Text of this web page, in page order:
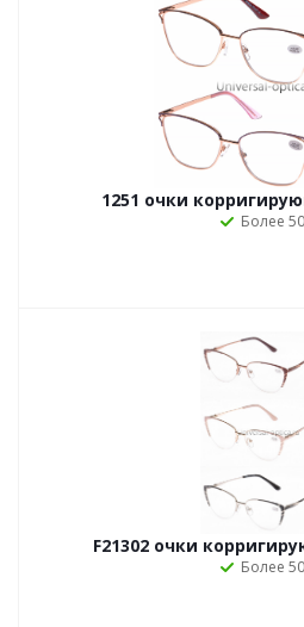
1251 очки
Более 50
F21302 очки
Более 50